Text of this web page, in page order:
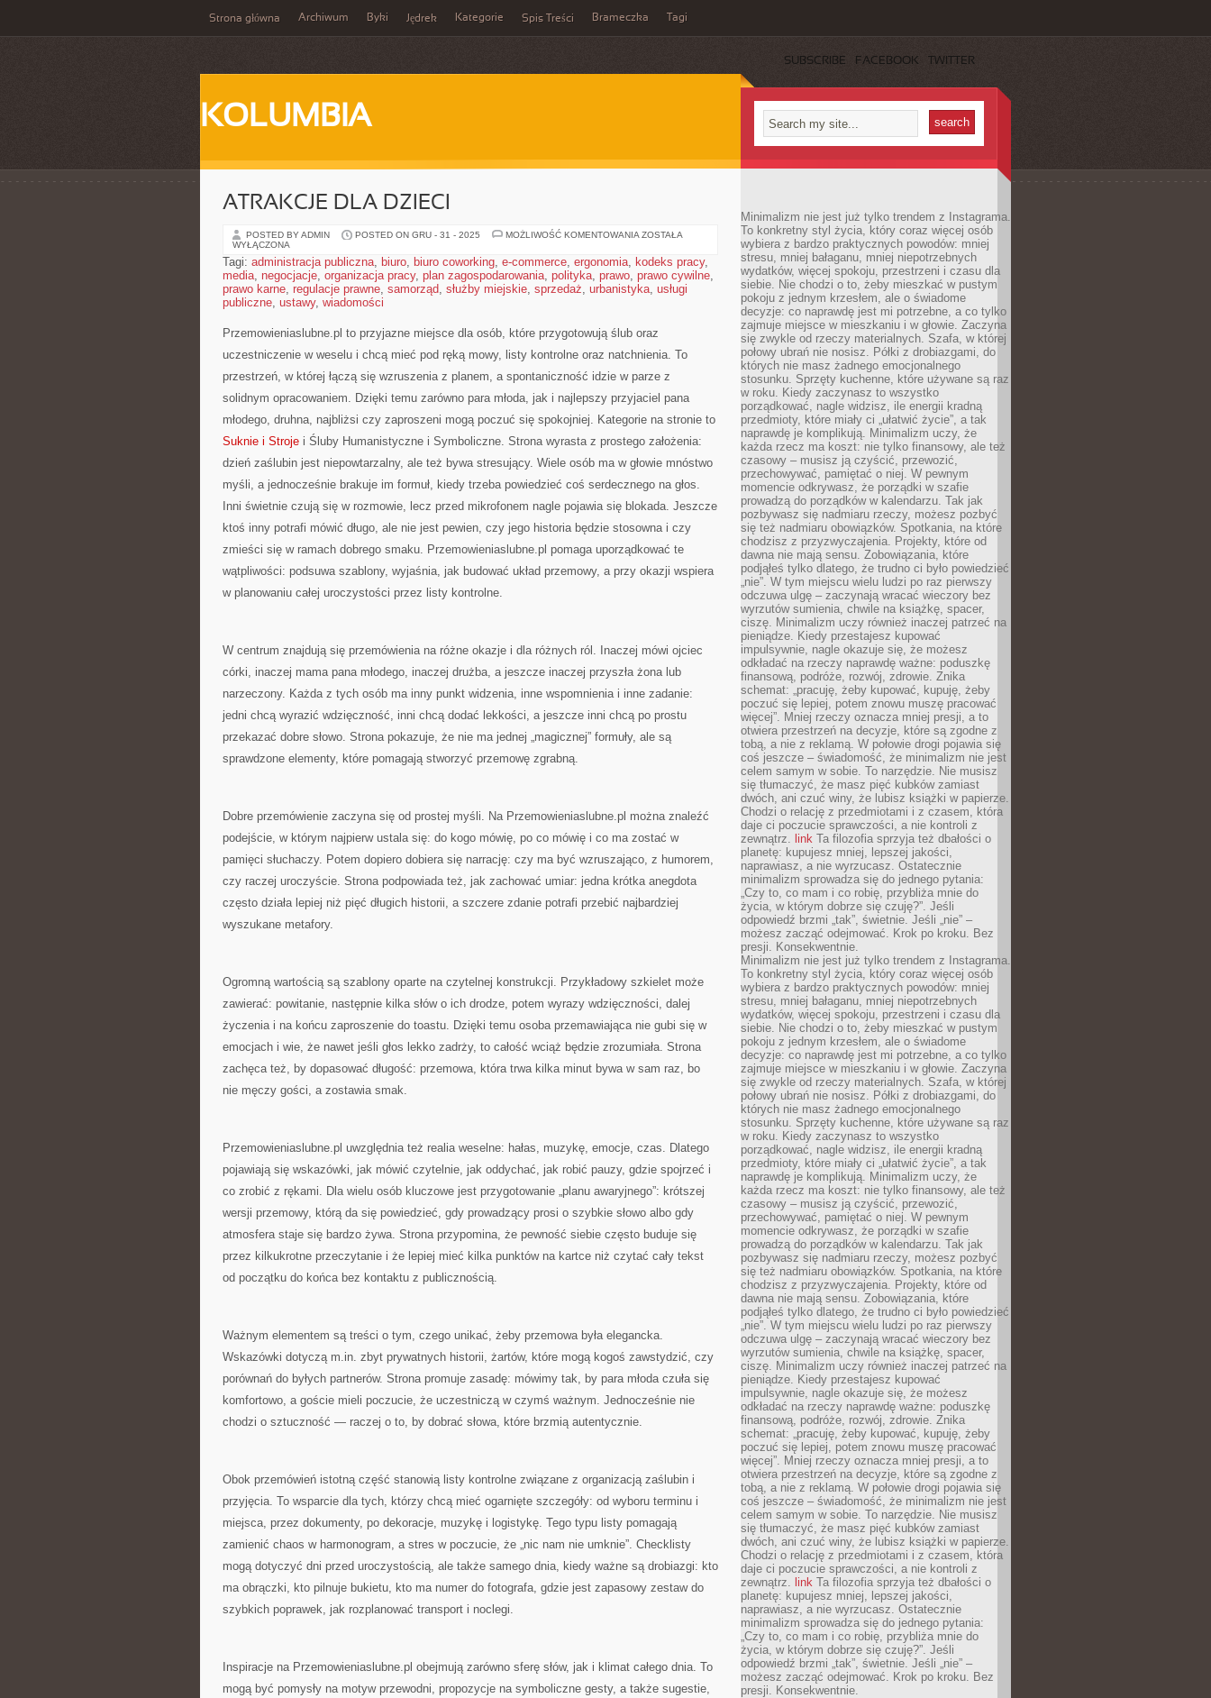
Strona główna Archiwum Byki Jędrek Kategorie Spis Treści Brameczka Tagi
SUBSCRIBE FACEBOOK TWITTER
KOLUMBIA
ATRAKCJE DLA DZIECI
POSTED BY ADMIN POSTED ON GRU - 31 - 2025 MOŻLIWOŚĆ KOMENTOWANIA ATRAKCJE
ZOSTAŁA
WYŁĄCZONA
Tagi: administracja publiczna, biuro, biuro coworking, e-commerce, ergonomia, kodeks pracy,
media, negocjacje, organizacja pracy, plan zagospodarowania, polityka, prawo, prawo cywilne,
prawo karne, regulacje prawne, samorząd, służby miejskie, sprzedaż, urbanistyka, usługi
publiczne, ustawy, wiadomości
Przemowieniaslubne.pl to przyjazne miejsce dla osób, które przygotowują ślub oraz
uczestniczenie w weselu i chcą mieć pod ręką mowy, listy kontrolne oraz natchnienia. To
przestrzeń, w której łączą się wzruszenia z planem, a spontaniczność idzie w parze z
solidnym opracowaniem. Dzięki temu zarówno para młoda, jak i najlepszy przyjaciel pana
młodego, druhna, najbliżsi czy zaproszeni mogą poczuć się spokojniej. Kategorie na stronie to
Suknie i Stroje i Śluby Humanistyczne i Symboliczne. Strona wyrasta z prostego założenia:
dzień zaślubin jest niepowtarzalny, ale też bywa stresujący. Wiele osób ma w głowie mnóstwo
myśli, a jednocześnie brakuje im formuł, kiedy trzeba powiedzieć coś serdecznego na głos.
Inni świetnie czują się w rozmowie, lecz przed mikrofonem nagle pojawia się blokada. Jeszcze
ktoś inny potrafi mówić długo, ale nie jest pewien, czy jego historia będzie stosowna i czy
zmieści się w ramach dobrego smaku. Przemowieniaslubne.pl pomaga uporządkować te
wątpliwości: podsuwa szablony, wyjaśnia, jak budować układ przemowy, a przy okazji wspiera
w planowaniu całej uroczystości przez listy kontrolne.
W centrum znajdują się przemówienia na różne okazje i dla różnych ról. Inaczej mówi ojciec
córki, inaczej mama pana młodego, inaczej drużba, a jeszcze inaczej przyszła żona lub
narzeczony. Każda z tych osób ma inny punkt widzenia, inne wspomnienia i inne zadanie:
jedni chcą wyrazić wdzięczność, inni chcą dodać lekkości, a jeszcze inni chcą po prostu
przekazać dobre słowo. Strona pokazuje, że nie ma jednej „magicznej” formuły, ale są
sprawdzone elementy, które pomagają stworzyć przemowę zgrabną.
Dobre przemówienie zaczyna się od prostej myśli. Na Przemowieniaslubne.pl można znaleźć
podejście, w którym najpierw ustala się: do kogo mówię, po co mówię i co ma zostać w
pamięci słuchaczy. Potem dopiero dobiera się narrację: czy ma być wzruszająco, z humorem,
czy raczej uroczyście. Strona podpowiada też, jak zachować umiar: jedna krótka anegdota
często działa lepiej niż pięć długich historii, a szczere zdanie potrafi przebić najbardziej
wyszukane metafory.
Ogromną wartością są szablony oparte na czytelnej konstrukcji. Przykładowy szkielet może
zawierać: powitanie, następnie kilka słów o ich drodze, potem wyrazy wdzięczności, dalej
życzenia i na końcu zaproszenie do toastu. Dzięki temu osoba przemawiająca nie gubi się w
emocjach i wie, że nawet jeśli głos lekko zadrży, to całość wciąż będzie zrozumiała. Strona
zachęca też, by dopasować długość: przemowa, która trwa kilka minut bywa w sam raz, bo
nie męczy gości, a zostawia smak.
Przemowieniaslubne.pl uwzględnia też realia weselne: hałas, muzykę, emocje, czas. Dlatego
pojawiają się wskazówki, jak mówić czytelnie, jak oddychać, jak robić pauzy, gdzie spojrzeć i
co zrobić z rękami. Dla wielu osób kluczowe jest przygotowanie „planu awaryjnego”: krótszej
wersji przemowy, którą da się powiedzieć, gdy prowadzący prosi o szybkie słowo albo gdy
atmosfera staje się bardzo żywa. Strona przypomina, że pewność siebie często buduje się
przez kilkukrotne przeczytanie i że lepiej mieć kilka punktów na kartce niż czytać cały tekst
od początku do końca bez kontaktu z publicznością.
Ważnym elementem są treści o tym, czego unikać, żeby przemowa była elegancka.
Wskazówki dotyczą m.in. zbyt prywatnych historii, żartów, które mogą kogoś zawstydzić, czy
porównań do byłych partnerów. Strona promuje zasadę: mówimy tak, by para młoda czuła się
komfortowo, a goście mieli poczucie, że uczestniczą w czymś ważnym. Jednocześnie nie
chodzi o sztuczność — raczej o to, by dobrać słowa, które brzmią autentycznie.
Obok przemówień istotną część stanowią listy kontrolne związane z organizacją zaślubin i
przyjęcia. To wsparcie dla tych, którzy chcą mieć ogarnięte szczegóły: od wyboru terminu i
miejsca, przez dokumenty, po dekoracje, muzykę i logistykę. Tego typu listy pomagają
zamienić chaos w harmonogram, a stres w poczucie, że „nic nam nie umknie”. Checklisty
mogą dotyczyć dni przed uroczystością, ale także samego dnia, kiedy ważne są drobiazgi: kto
ma obrączki, kto pilnuje bukietu, kto ma numer do fotografa, gdzie jest zapasowy zestaw do
szybkich poprawek, jak rozplanować transport i noclegi.
Inspiracje na Przemowieniaslubne.pl obejmują zarówno sferę słów, jak i klimat całego dnia. To
mogą być pomysły na motyw przewodni, propozycje na symboliczne gesty, a także sugestie,
Minimalizm nie jest już tylko trendem z Instagrama.
To konkretny styl życia, który coraz więcej osób
wybiera z bardzo praktycznych powodów: mniej
stresu, mniej bałaganu, mniej niepotrzebnych
wydatków, więcej spokoju, przestrzeni i czasu dla
siebie. Nie chodzi o to, żeby mieszkać w pustym
pokoju z jednym krzesłem, ale o świadome
decyzje: co naprawdę jest mi potrzebne, a co tylko
zajmuje miejsce w mieszkaniu i w głowie. Zaczyna
się zwykle od rzeczy materialnych. Szafa, w której
połowy ubrań nie nosisz. Półki z drobiazgami, do
których nie masz żadnego emocjonalnego
stosunku. Sprzęty kuchenne, które używane są raz
w roku. Kiedy zaczynasz to wszystko
porządkować, nagle widzisz, ile energii kradną
przedmioty, które miały ci „ułatwić życie”, a tak
naprawdę je komplikują. Minimalizm uczy, że
każda rzecz ma koszt: nie tylko finansowy, ale też
czasowy – musisz ją czyścić, przewozić,
przechowywać, pamiętać o niej. W pewnym
momencie odkrywasz, że porządki w szafie
prowadzą do porządków w kalendarzu. Tak jak
pozbywasz się nadmiaru rzeczy, możesz pozbyć
się też nadmiaru obowiązków. Spotkania, na które
chodzisz z przyzwyczajenia. Projekty, które od
dawna nie mają sensu. Zobowiązania, które
podjąłeś tylko dlatego, że trudno ci było powiedzieć
„nie”. W tym miejscu wielu ludzi po raz pierwszy
odczuwa ulgę – zaczynają wracać wieczory bez
wyrzutów sumienia, chwile na książkę, spacer,
ciszę. Minimalizm uczy również inaczej patrzeć na
pieniądze. Kiedy przestajesz kupować
impulsywnie, nagle okazuje się, że możesz
odkładać na rzeczy naprawdę ważne: poduszkę
finansową, podróże, rozwój, zdrowie. Znika
schemat: „pracuję, żeby kupować, kupuję, żeby
poczuć się lepiej, potem znowu muszę pracować
więcej”. Mniej rzeczy oznacza mniej presji, a to
otwiera przestrzeń na decyzje, które są zgodne z
tobą, a nie z reklamą. W połowie drogi pojawia się
coś jeszcze – świadomość, że minimalizm nie jest
celem samym w sobie. To narzędzie. Nie musisz
się tłumaczyć, że masz pięć kubków zamiast
dwóch, ani czuć winy, że lubisz książki w papierze.
Chodzi o relację z przedmiotami i z czasem, która
daje ci poczucie sprawczości, a nie kontroli z
zewnątrz. link Ta filozofia sprzyja też dbałości o
planetę: kupujesz mniej, lepszej jakości,
naprawiasz, a nie wyrzucasz. Ostatecznie
minimalizm sprowadza się do jednego pytania:
„Czy to, co mam i co robię, przybliża mnie do
życia, w którym dobrze się czuję?”. Jeśli
odpowiedź brzmi „tak”, świetnie. Jeśli „nie” –
możesz zacząć odejmować. Krok po kroku. Bez
presji. Konsekwentnie.
Minimalizm nie jest już tylko trendem z Instagrama.
To konkretny styl życia, który coraz więcej osób
wybiera z bardzo praktycznych powodów: mniej
stresu, mniej bałaganu, mniej niepotrzebnych
wydatków, więcej spokoju, przestrzeni i czasu dla
siebie. Nie chodzi o to, żeby mieszkać w pustym
pokoju z jednym krzesłem, ale o świadome
decyzje: co naprawdę jest mi potrzebne, a co tylko
zajmuje miejsce w mieszkaniu i w głowie. Zaczyna
się zwykle od rzeczy materialnych. Szafa, w której
połowy ubrań nie nosisz. Półki z drobiazgami, do
których nie masz żadnego emocjonalnego
stosunku. Sprzęty kuchenne, które używane są raz
w roku. Kiedy zaczynasz to wszystko
porządkować, nagle widzisz, ile energii kradną
przedmioty, które miały ci „ułatwić życie”, a tak
naprawdę je komplikują. Minimalizm uczy, że
każda rzecz ma koszt: nie tylko finansowy, ale też
czasowy – musisz ją czyścić, przewozić,
przechowywać, pamiętać o niej. W pewnym
momencie odkrywasz, że porządki w szafie
prowadzą do porządków w kalendarzu. Tak jak
pozbywasz się nadmiaru rzeczy, możesz pozbyć
się też nadmiaru obowiązków. Spotkania, na które
chodzisz z przyzwyczajenia. Projekty, które od
dawna nie mają sensu. Zobowiązania, które
podjąłeś tylko dlatego, że trudno ci było powiedzieć
„nie”. W tym miejscu wielu ludzi po raz pierwszy
odczuwa ulgę – zaczynają wracać wieczory bez
wyrzutów sumienia, chwile na książkę, spacer,
ciszę. Minimalizm uczy również inaczej patrzeć na
pieniądze. Kiedy przestajesz kupować
impulsywnie, nagle okazuje się, że możesz
odkładać na rzeczy naprawdę ważne: poduszkę
finansową, podróże, rozwój, zdrowie. Znika
schemat: „pracuję, żeby kupować, kupuję, żeby
poczuć się lepiej, potem znowu muszę pracować
więcej”. Mniej rzeczy oznacza mniej presji, a to
otwiera przestrzeń na decyzje, które są zgodne z
tobą, a nie z reklamą. W połowie drogi pojawia się
coś jeszcze – świadomość, że minimalizm nie jest
celem samym w sobie. To narzędzie. Nie musisz
się tłumaczyć, że masz pięć kubków zamiast
dwóch, ani czuć winy, że lubisz książki w papierze.
Chodzi o relację z przedmiotami i z czasem, która
daje ci poczucie sprawczości, a nie kontroli z
zewnątrz. link Ta filozofia sprzyja też dbałości o
planetę: kupujesz mniej, lepszej jakości,
naprawiasz, a nie wyrzucasz. Ostatecznie
minimalizm sprowadza się do jednego pytania:
„Czy to, co mam i co robię, przybliża mnie do
życia, w którym dobrze się czuję?”. Jeśli
odpowiedź brzmi „tak”, świetnie. Jeśli „nie” –
możesz zacząć odejmować. Krok po kroku. Bez
presji. Konsekwentnie.